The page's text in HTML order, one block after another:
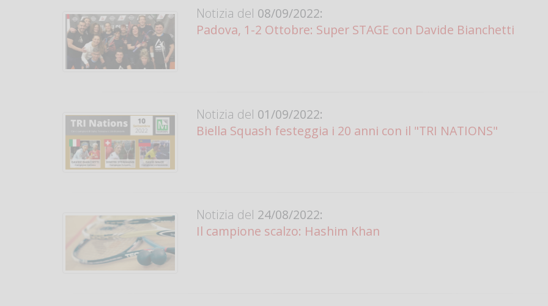
Notizia del 08/09/2022:
Padova, 1-2 Ottobre: Super STAGE con Davide Bianchetti
Notizia del 01/09/2022:
Biella Squash festeggia i 20 anni con il "TRI NATIONS"
Notizia del 24/08/2022:
Il campione scalzo: Hashim Khan